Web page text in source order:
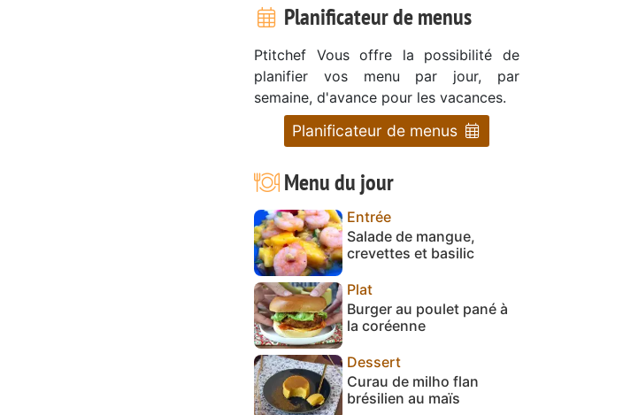
Planificateur de menus
Ptitchef Vous offre la possibilité de
planifier vos menu par jour, par
semaine, d'avance pour les vacances.
Planificateur de menus
Menu du jour
Entrée
Salade de mangue,
crevettes et basilic
Plat
Burger au poulet pané à
la coréenne
Dessert
Curau de milho flan
brésilien au maïs